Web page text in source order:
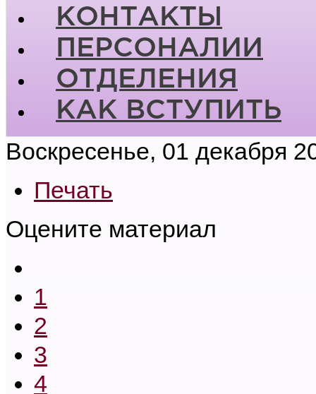
КОНТАКТЫ
ПЕРСОНАЛИИ
ОТДЕЛЕНИЯ
КАК ВСТУПИТЬ
Воскресенье, 01 декабря
Печать
Оцените материал
1
2
3
4